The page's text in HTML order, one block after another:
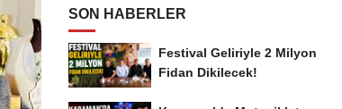
SON HABERLER
Festival Geliriyle 2 Milyon
Fidan Dikilecek!